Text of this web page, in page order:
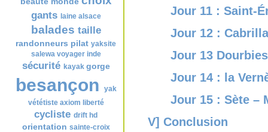
gants laine alsace
balades taille
randonneurs pilat yaksite
salewa voyager inde
sécurité kayak gorge
besançon
yak
vététiste axiom liberté
cycliste drift hd
orientation sainte-croix
Jour 11 : Saint-
Jour 12 :
Jour 13
Jour 14 : la
Jour 15 : Sète –
V] Conclusion